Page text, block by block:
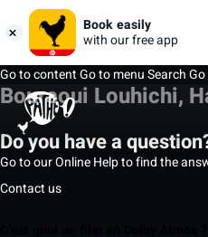
Book easily
with our free app
Go to contentGo to menuSearch
Bouraoui Louhichi,
Do you have a
Go to our Online Help to find the
Contact us